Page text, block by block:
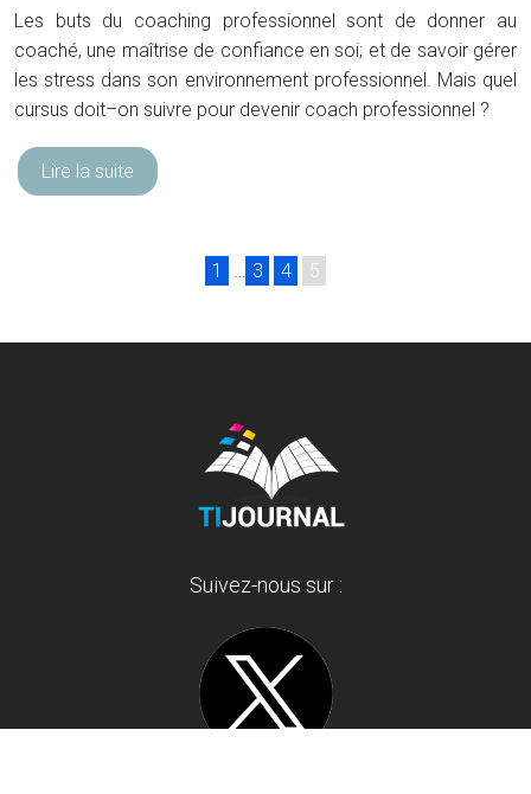
Les buts du coaching professionnel sont de donner au
coaché, une maîtrise de confiance en soi; et de savoir gérer
les stress dans son environnement professionnel. Mais quel
cursus doit–on suivre pour devenir coach professionnel ?
Lire la suite
1 … 3 4 5
Suivez-nous sur :